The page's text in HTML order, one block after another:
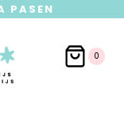
PASEN
0